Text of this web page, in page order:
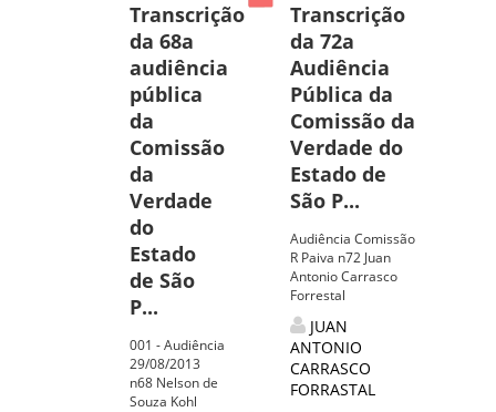
Transcrição
da 68a
audiência
pública
da
Comissão
da
Verdade
do
Estado
de São
P...
001 - Audiência
29/08/2013
n68 Nelson de
Souza Kohl
Transcrição
da 72a
Audiência
Pública da
Comissão da
Verdade do
Estado de
São P...
Audiência Comissão
R Paiva n72 Juan
Antonio Carrasco
Forrestal
JUAN
ANTONIO
CARRASCO
FORRASTAL